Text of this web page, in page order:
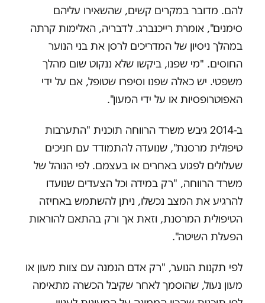
להם. מדובר במקרים קשים, שהשאירו עליהם
סימנים", אומרת רייכנברג. לדבריה, האלימות קרתה
במהלך ניסיון של המדריכים לרסן את בני הנוער
החוסים. "מי שפנו, ביקשו שלא ננקוט שום מהלך
משפטי. יש כאלה שפנו וסיפרו שטופל, אם על ידי
האפוטרופסיות או על ידי המעון".
ב-2014 גיבש משרד הרווחה תוכנית "התערבות
טיפולית מרסנת", שנועדה להתמודד עם חניכים
שעלולים לפגוע באחרים או בעצמם. לפי הנוהל של
משרד הרווחה, "רק במידה וכל הצעדים שנועדו
להרגיע את המצב נכשלו, ניתן להשתמש באחיזה
הטיפולית המרסנת, וזאת אך ורק בהתאם להוראות
הפעלת השיטה".
לפי תקנות הנוער, "רק אדם הנמנה עם צוות מעון או
מעון נעול, שהוסמך לאחר שקיבל הכשרה מתאימה